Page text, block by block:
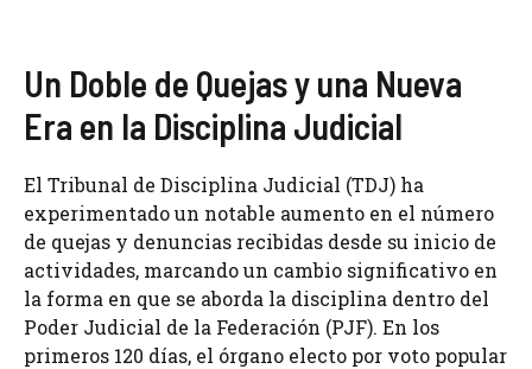
Un Doble de Quejas y una Nueva
Era en la Disciplina Judicial
El Tribunal de Disciplina Judicial (TDJ) ha
experimentado un notable aumento en el número
de quejas y denuncias recibidas desde su inicio de
actividades, marcando un cambio significativo en
la forma en que se aborda la disciplina dentro del
Poder Judicial de la Federación (PJF). En los
primeros 120 días, el órgano electo por voto popular